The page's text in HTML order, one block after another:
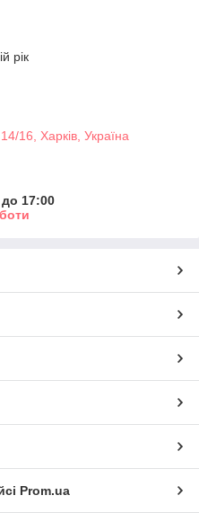
рік
16, Харків, Україна
17:00
Prom.ua